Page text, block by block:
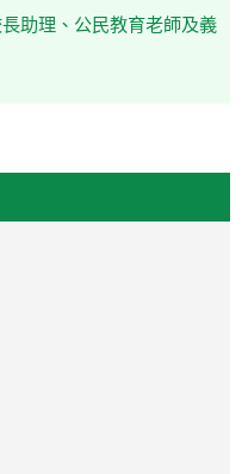
助理、公民教育老師及義